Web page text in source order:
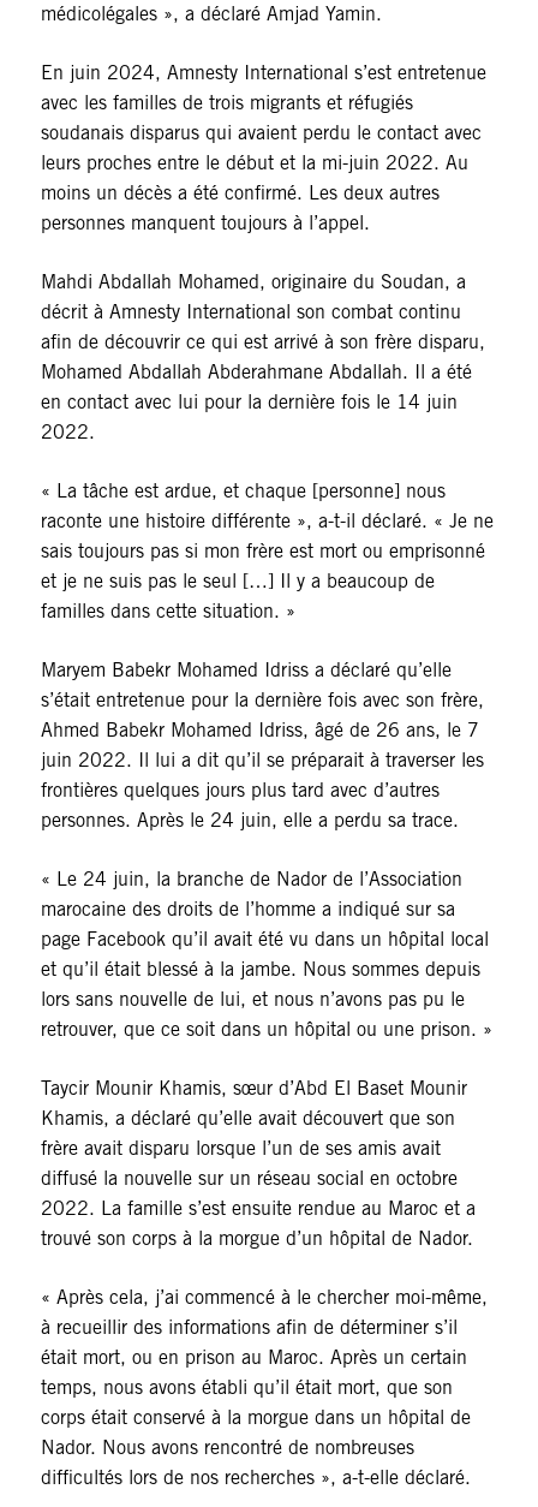
médicolégales », a déclaré Amjad Yamin.
En juin 2024, Amnesty International s’est entretenue
avec les familles de trois migrants et réfugiés
soudanais disparus qui avaient perdu le contact avec
leurs proches entre le début et la mi-juin 2022. Au
moins un décès a été confirmé. Les deux autres
personnes manquent toujours à l’appel.
Mahdi Abdallah Mohamed, originaire du Soudan, a
décrit à Amnesty International son combat continu
afin de découvrir ce qui est arrivé à son frère disparu,
Mohamed Abdallah Abderahmane Abdallah. Il a été
en contact avec lui pour la dernière fois le 14 juin
2022.
« La tâche est ardue, et chaque [personne] nous
raconte une histoire différente », a-t-il déclaré. « Je ne
sais toujours pas si mon frère est mort ou emprisonné
et je ne suis pas le seul […] Il y a beaucoup de
familles dans cette situation. »
Maryem Babekr Mohamed Idriss a déclaré qu’elle
s’était entretenue pour la dernière fois avec son frère,
Ahmed Babekr Mohamed Idriss, âgé de 26 ans, le 7
juin 2022. Il lui a dit qu’il se préparait à traverser les
frontières quelques jours plus tard avec d’autres
personnes. Après le 24 juin, elle a perdu sa trace.
« Le 24 juin, la branche de Nador de l’Association
marocaine des droits de l’homme a indiqué sur sa
page Facebook qu’il avait été vu dans un hôpital local
et qu’il était blessé à la jambe. Nous sommes depuis
lors sans nouvelle de lui, et nous n’avons pas pu le
retrouver, que ce soit dans un hôpital ou une prison. »
Taycir Mounir Khamis, sœur d’Abd El Baset Mounir
Khamis, a déclaré qu’elle avait découvert que son
frère avait disparu lorsque l’un de ses amis avait
diffusé la nouvelle sur un réseau social en octobre
2022. La famille s’est ensuite rendue au Maroc et a
trouvé son corps à la morgue d’un hôpital de Nador.
« Après cela, j’ai commencé à le chercher moi-même,
à recueillir des informations afin de déterminer s’il
était mort, ou en prison au Maroc. Après un certain
temps, nous avons établi qu’il était mort, que son
corps était conservé à la morgue dans un hôpital de
Nador. Nous avons rencontré de nombreuses
difficultés lors de nos recherches », a-t-elle déclaré.